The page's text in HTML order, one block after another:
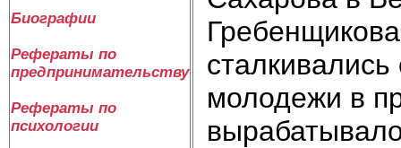
Биографии
Рефераты по
предпринимательству
Рефераты по
психологии
молодежи в